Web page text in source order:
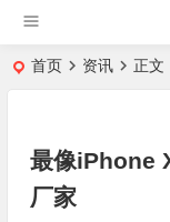
首页 资讯 正文
最像iPhone
厂家